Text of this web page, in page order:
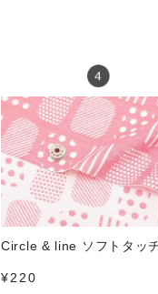
Circle & line ソフトタッ
¥220